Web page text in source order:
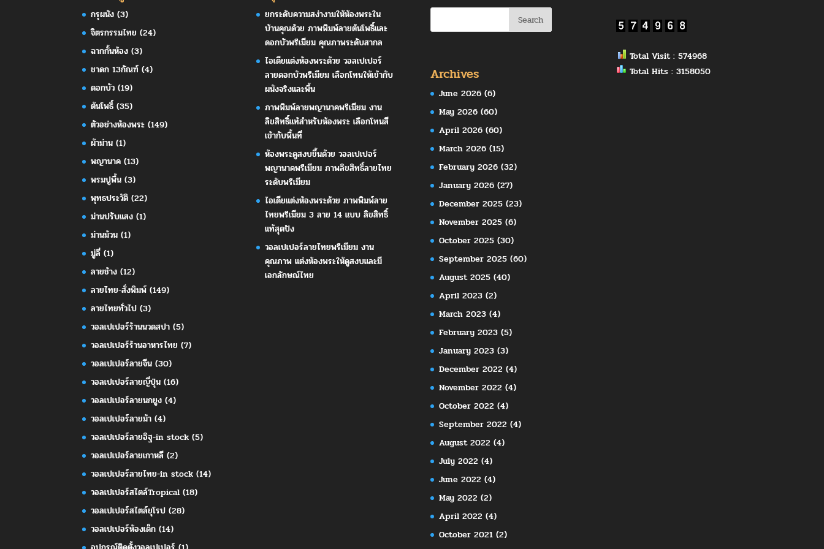
กรุผนัง (3)
จิตรกรรมไทย (24)
ฉากกั้นห้อง (3)
ชาดก 13กัณฑ์ (4)
ดอกบัว (19)
ต้นโพธิ์ (35)
ตัวอย่างห้องพระ (149)
ผ้าม่าน (1)
พญานาค (13)
พรมปูพื้น (3)
พุทธประวัติ (22)
ม่านปรับแสง (1)
ม่านม้วน (1)
มู่ลี่ (1)
ลายช้าง (12)
ลายไทย-สั่งพิมพ์ (149)
ลายไทยทั่วไป (3)
วอลเปเปอร์ร้านนวดสปา (5)
วอลเปเปอร์ร้านอาหารไทย (7)
วอลเปเปอร์ลายจีน (30)
วอลเปเปอร์ลายญี่ปุ่น (16)
วอลเปเปอร์ลายนกยูง (4)
วอลเปเปอร์ลายม้า (4)
วอลเปเปอร์ลายอิฐ-in stock (5)
วอลเปเปอร์ลายเกาหลี (2)
วอลเปเปอร์ลายไทย-in stock (14)
วอลเปเปอร์สไตล์Tropical (18)
วอลเปเปอร์สไตล์ยุโรป (28)
วอลเปเปอร์ห้องเด็ก (14)
ยกระดับความสง่างามให้ห้องพระใน
บ้านคุณด้วย ภาพพิมพ์ลายต้นโพธิ์และ
ดอกบัวพรีเมียม คุณภาพระดับสากล
ไอเดียแต่งห้องพระด้วย วอลเปเปอร์
ลายดอกบัวพรีเมียม เลือกโทนให้เข้ากับ
ผนังจริงและพื้น
ภาพพิมพ์ลายพญานาคพรีเมียม งาน
ลิขสิทธิ์แท้สำหรับห้องพระ เลือกโทนสี
เข้ากับพื้นที่
ห้องพระดูสงบขึ้นด้วย วอลเปเปอร์
พญานาคพรีเมียม ภาพลิขสิทธิ์ลายไทย
ระดับพรีเมียม
ไอเดียแต่งห้องพระด้วย ภาพพิมพ์ลาย
ไทยพรีเมียม 3 ลาย 14 แบบ ลิขสิทธิ์
แท้สุดปัง
วอลเปเปอร์ลายไทยพรีเมียม งาน
คุณภาพ แต่งห้องพระให้ดูสงบและมี
เอกลักษณ์ไทย
Archives
June 2026(6)
May 2026(60)
April 2026(60)
March 2026(15)
February 2026(32)
January 2026(27)
December 2025(23)
November 2025(6)
October 2025(30)
September 2025(60)
August 2025(40)
April 2023(2)
March 2023(4)
February 2023(5)
January 2023(3)
December 2022 (4)
November 2022 (4)
October 2022 (4)
September 2022 (4)
August 2022 (4)
July 2022 (4)
June 2022 (4)
May 2022 (2)
April 2022 (4)
October 2021(2)
Total Visit : 574968
Total Hits : 3158050